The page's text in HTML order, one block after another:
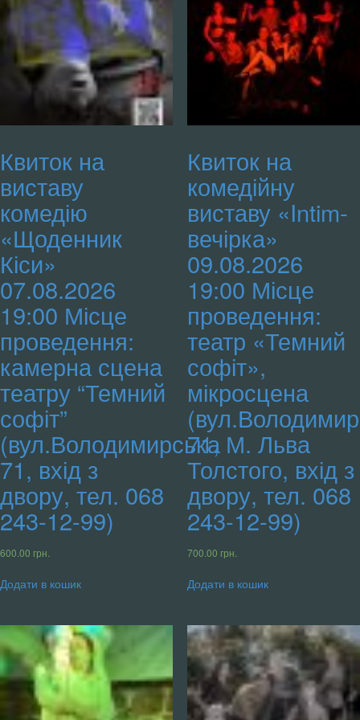
двору,
тел.
068
243-
кількість
Квиток на
виставу
комедію
«Щоденник
Кіси»
07.08.2026
19:00 Місце
проведення:
камерна сцена
театру “Темний
софіт”
(вул.Володимирська
71, вхід з
двору, тел. 068
243-12-99)
600.00 грн.
Додати в кошик
Квиток на
комедійну
виставу «Intim-
вечірка»
09.08.2026
19:00 Місце
проведення:
театр «Темний
софіт»,
мікросцена
71, М. Льва
Толстого, вхід з
двору, тел. 068
243-12-99)
700.00 грн.
Додати в кошик